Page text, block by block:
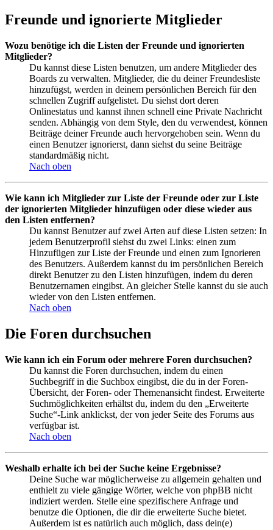
Freunde und ignorierte Mitglieder
Wozu benötige ich die Listen der Freunde und ignorierten
Mitglieder?
Du kannst diese Listen benutzen, um andere Mitglieder des
Boards zu verwalten. Mitglieder, die du deiner Freundesliste
hinzufügst, werden in deinem persönlichen Bereich für den
schnellen Zugriff aufgelistet. Du siehst dort deren
Onlinestatus und kannst ihnen schnell eine Private Nachricht
senden. Abhängig von dem Style, den du verwendest, können
Beiträge deiner Freunde auch hervorgehoben sein. Wenn du
einen Benutzer ignorierst, dann siehst du seine Beiträge
standardmäßig nicht.
Nach oben
Wie kann ich Mitglieder zur Liste der Freunde oder zur Liste
der ignorierten Mitglieder hinzufügen oder diese wieder aus
den Listen entfernen?
Du kannst Benutzer auf zwei Arten auf diese Listen setzen: In
jedem Benutzerprofil siehst du zwei Links: einen zum
Hinzufügen zur Liste der Freunde und einen zum Ignorieren
des Benutzers. Außerdem kannst du im persönlichen Bereich
direkt Benutzer zu den Listen hinzufügen, indem du deren
Benutzernamen eingibst. An gleicher Stelle kannst du sie auch
wieder von den Listen entfernen.
Nach oben
Die Foren durchsuchen
Wie kann ich ein Forum oder mehrere Foren durchsuchen?
Du kannst die Foren durchsuchen, indem du einen
Suchbegriff in die Suchbox eingibst, die du in der Foren-
Übersicht, der Foren- oder Themenansicht findest. Erweiterte
Suchmöglichkeiten erhältst du, indem du den „Erweiterte
Suche“-Link anklickst, der von jeder Seite des Forums aus
verfügbar ist.
Nach oben
Weshalb erhalte ich bei der Suche keine Ergebnisse?
Deine Suche war möglicherweise zu allgemein gehalten und
enthielt zu viele gängige Wörter, welche von phpBB nicht
indiziert werden. Stelle eine spezifischere Anfrage und
benutze die Optionen, die dir die erweiterte Suche bietet.
Außerdem ist es natürlich auch möglich, dass dein(e)